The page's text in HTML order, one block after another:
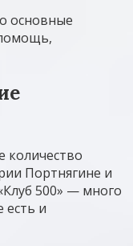
основные
количество
Портнягине и
500» — много
есть и